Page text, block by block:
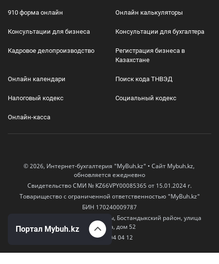
910 форма онлайн Онлайн калькуляторы
Консультации для бизнеса Консультации для бухгалтера
Кадровое делопроизводство
Регистрация бизнеса в
Казахстане
Онлайн календари Поиск кода ТНВЭД
Налоговый кодекс Социальный кодекс
Онлайн-касса
© 2026, Интернет-бухгалтерия "MyBuh.kz" • Сайт Mybuh.kz,
обновляется ежедневно
Свидетельство СМИ № KZ66VPY00085365 от 15.01.2024 г.
Товарищество с ограниченной ответственностью "MyBuh.kz"
БИН 170240009787
050000, Казахстан, город Алматы, Бостандыкский район, улица
Егизбаева, дом 52
+7 777 504 04 12
Портал Mybuh.kz